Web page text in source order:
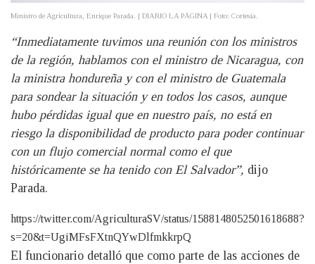
Ministro de Agricultura, Enrique Parada. | DIARIO LA PÁGINA | Foto: Cortesía.
“Inmediatamente tuvimos una reunión con los ministros
de la región, hablamos con el ministro de Nicaragua, con
la ministra hondureña y con el ministro de Guatemala
para sondear la situación y en todos los casos, aunque
hubo pérdidas igual que en nuestro país, no está en
riesgo la disponibilidad de producto para poder continuar
con un flujo comercial normal como el que
históricamente se ha tenido con El Salvador”, dijo
Parada.
https://twitter.com/AgriculturaSV/status/1588148052501618688?
s=20&t=UgiMFsFXtnQYwDlfmkkrpQ
El funcionario detalló que como parte de las acciones de